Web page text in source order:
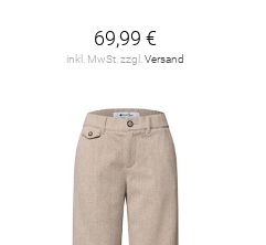
69,99 €
inkl. MwSt. zzgl.Versand